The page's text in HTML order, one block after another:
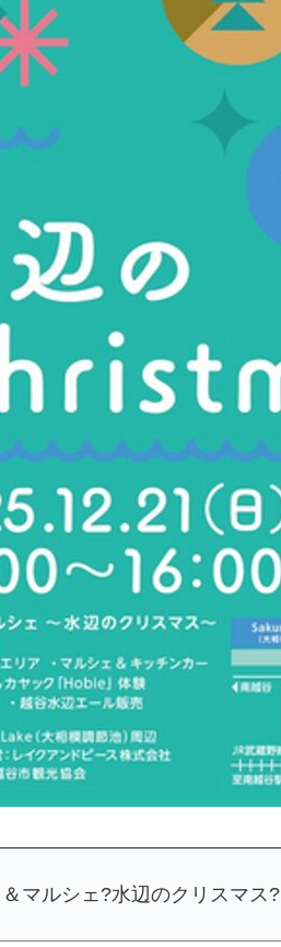
マルシェ?水辺のクリスマス?